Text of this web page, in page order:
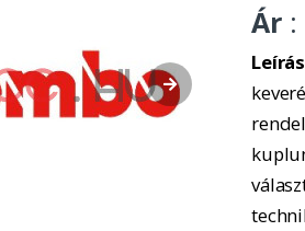
Ár :
Leírás